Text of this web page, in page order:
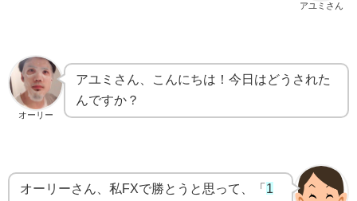
アユミさん
オーリー
アユミさん、こんにちは！今日はどうされた
んですか？
オーリーさん、私FXで勝とうと思って、「 1